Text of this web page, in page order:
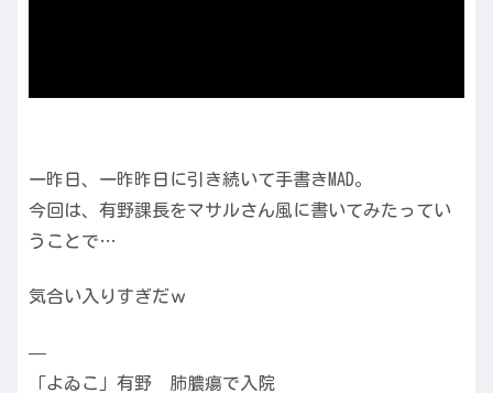
一昨日、一昨昨日に引き続いて手書きMAD。
今回は、有野課長をマサルさん風に書いてみたってい
うことで…
気合い入りすぎだｗ
—
「よゐこ」有野 肺膿瘍で入院